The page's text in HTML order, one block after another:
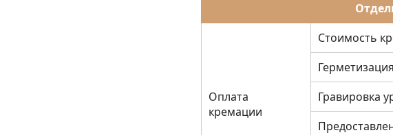
Оплата
кремации
Стоимость
Герметизация
Гравировка